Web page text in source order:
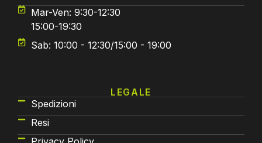
Mar-Ven: 9:30-12:30
15:00-19:30
Sab: 10:00 - 12:30/15:00 - 19:00
LEGALE
Spedizioni
Resi